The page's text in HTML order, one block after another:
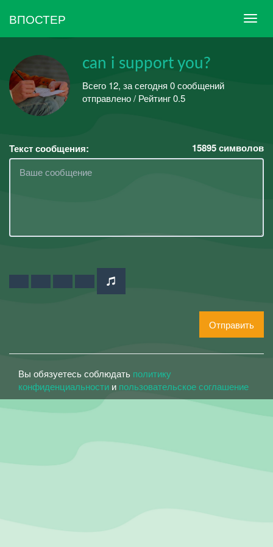
ВПОСТЕР
can i support you?
Всего 12, за сегодня 0 сообщений
отправлено / Рейтинг 0.5
Текст сообщения: 15895символов
Отправить
Вы обязуетесь соблюдать политику
конфиденциальности и пользовательское соглашение